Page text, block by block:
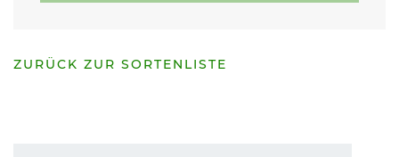
ZURÜCK ZUR SORTENLISTE